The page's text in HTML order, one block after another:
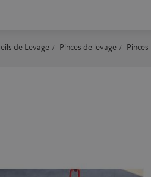
de Levage Pinces de levage